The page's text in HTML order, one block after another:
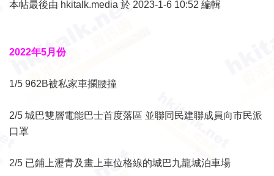
本帖最後由 hkitalk.media 於 2023-1-6 10:52 編輯
2022年5月份
1/5 962B被私家車攔腰撞
2/5 城巴雙層電能巴士首度落區 並聯同民建聯成員向市民派
口罩
2/5 已鋪上瀝青及畫上車位格線的城巴九龍城泊車場